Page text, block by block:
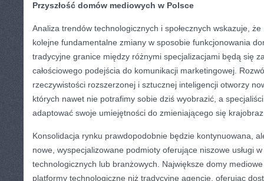
Przyszłość domów mediowych w Polsce
Analiza trendów technologicznych i społecznych wskazuje,
kolejne fundamentalne zmiany w sposobie funkcjonowania
tradycyjne granice między różnymi specjalizacjami będą się
całościowego podejścia do komunikacji marketingowej.
rzeczywistości rozszerzonej i sztucznej inteligencji otworzy
których nawet nie potrafimy sobie dziś wyobrazić, a
adaptować swoje umiejętności do zmieniającego się
Konsolidacja rynku prawdopodobnie będzie kontynuowana,
nowe, wyspecjalizowane podmioty oferujące niszowe usługi
technologicznych lub branżowych. Największe domy
platformy technologiczne niż tradycyjne agencje, oferując